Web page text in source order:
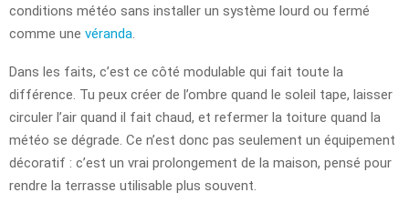
conditions météo sans installer un système lourd ou fermé
comme une véranda
Dans les faits, c’est ce côté modulable qui fait toute la
différence. Tu peux créer de l’ombre quand le soleil tape, laisser
circuler l’air quand il fait chaud, et refermer la toiture quand la
météo se dégrade. Ce n’est donc pas seulement un équipement
décoratif : c’est un vrai prolongement de la maison, pensé pour
rendre la terrasse utilisable plus souvent.